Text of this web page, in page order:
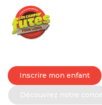
Un environnement
Inscrire mon enfant
Découvrez notre